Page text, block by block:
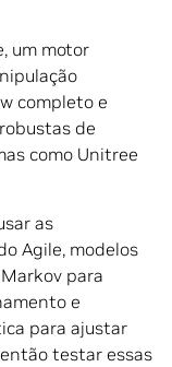
um motor
completo e
de
como Unitree
as
Agile, modelos
para
e
para ajustar
testar essas